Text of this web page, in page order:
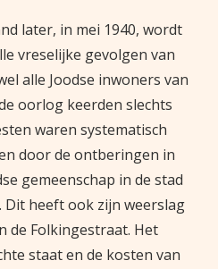
later, in mei 1940, wordt
vreselijke gevolgen van
alle Joodse inwoners van
oorlog keerden slechts
waren systematisch
door de ontberingen in
gemeenschap in de stad
Dit heeft ook zijn weerslag
de Folkingestraat. Het
staat en de kosten van